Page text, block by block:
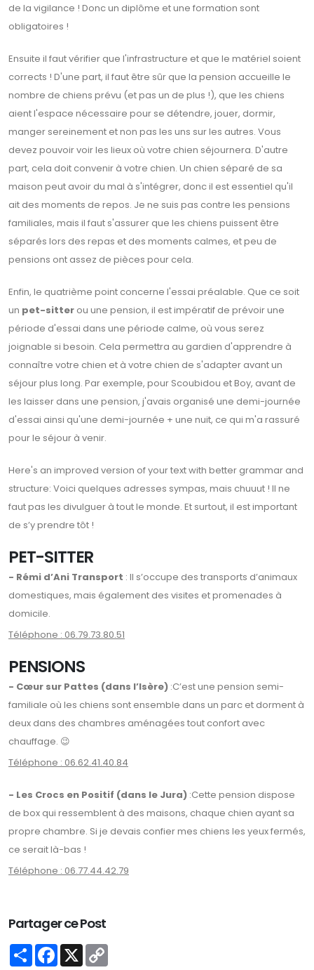
de la vigilance ! Donc un diplôme et une formation sont
obligatoires !
Ensuite il faut vérifier que l'infrastructure et que le matériel soient
corrects ! D'une part, il faut être sûr que la pension accueille le
nombre de chiens prévu (et pas un de plus !), que les chiens
aient l'espace nécessaire pour se détendre, jouer, dormir,
manger sereinement et non pas les uns sur les autres. Vous
devez pouvoir voir les lieux où votre chien séjournera. D'autre
part, cela doit convenir à votre chien. Un chien séparé de sa
maison peut avoir du mal à s'intégrer, donc il est essentiel qu'il
ait des moments de repos. Je ne suis pas contre les pensions
familiales, mais il faut s'assurer que les chiens puissent être
séparés lors des repas et des moments calmes, et peu de
pensions ont assez de pièces pour cela.
Enfin, le quatrième point concerne l'essai préalable. Que ce soit
un pet-sitter ou une pension, il est impératif de prévoir une
période d'essai dans une période calme, où vous serez
joignable si besoin. Cela permettra au gardien d'apprendre à
connaître votre chien et à votre chien de s'adapter avant un
séjour plus long. Par exemple, pour Scoubidou et Boy, avant de
les laisser dans une pension, j'avais organisé une demi-journée
d'essai ainsi qu'une demi-journée + une nuit, ce qui m'a rassuré
pour le séjour à venir.
Here's an improved version of your text with better grammar and
structure: Voici quelques adresses sympas, mais chuuut ! Il ne
faut pas les divulguer à tout le monde. Et surtout, il est important
de s’y prendre tôt !
PET-SITTER
- Rémi d’Ani Transport : Il s’occupe des transports d’animaux
domestiques, mais également des visites et promenades à
domicile.
Téléphone : 06.79.73.80.51
PENSIONS
- Cœur sur Pattes (dans l’Isère) :C’est une pension semi-
familiale où les chiens sont ensemble dans un parc et dorment à
deux dans des chambres aménagées tout confort avec
chauffage. 😉
Téléphone : 06.62.41.40.84
- Les Crocs en Positif (dans le Jura) :Cette pension dispose
de box qui ressemblent à des maisons, chaque chien ayant sa
propre chambre. Si je devais confier mes chiens les yeux fermés,
ce serait là-bas !
Téléphone : 06.77.44.42.79
Partager ce Post
Share Facebook
X